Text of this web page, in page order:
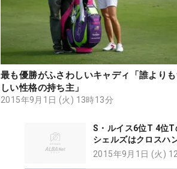
最も優勝がふさわしいキャディ「誰より
しい性格の持ち主」
2015年9月1日 (火) 13時13分
S・ルイス6位T 4位T
シェルズはクロスハ
ップ変更で好成績
2015年9月1日 (火)